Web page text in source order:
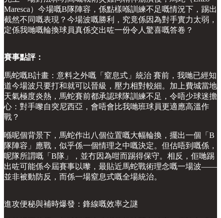
Maresca）今場嘅B隊陣容，係點樣喺訓練不足嘅情況下，踢出
截然不同嘅表現？今場波嘅勝利，究竟係因為對手實力太弱，
定係我哋嘅輪換球員真係交出咗一份令人驚喜嘅答卷？
賽事點評：
馬蛇嘅B計畫：意料之外嘅「窒息式」統治 賽前，我哋已經知
道今場波只要打和就可以晉級，壓力相對較細。加上費城當地
天氣極度炎熱，馬蛇賽前都承認球隊訓練不足，令唔少球迷擔
心：對手嚟自突尼西亞，會唔會比我哋班球員更適應高溫作
戰？
喺呢個背景下，馬蛇作出八個位置嘅大幅輪換，擺出一個「B
隊陣容」應戰，似乎係一個情理之中嘅決定。但估唔到嘅係，
呢隊所謂嘅「B隊」，並冇因為咁而踢得保守。相反，佢哋踢
出咗可能係今屆賽事以嚟，最貼近馬蛇戰術理念嘅一場波——
並非被動防反，而係一場窒息式嘅全場統治。
進攻便秘與補時爆發：鋒線嘅效率之謎